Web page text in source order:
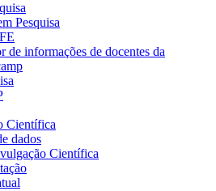
Pesquisa
de informações de docentes da
Científica
dados
Científica